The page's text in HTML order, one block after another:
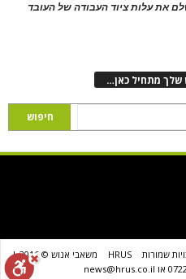
את עלות ציוד העבודה של העובד
שלך מתחיל כאן…
שמורות HRUS
משאבי אנוש © 2016 |